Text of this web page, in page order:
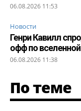
06.08.2026 11:53
Новости
Генри Кавилл
офф по
06.08.2026 11:38
По теме